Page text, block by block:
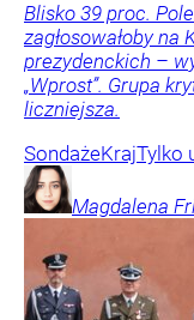
Blisko 39 proc.
zagłosowałoby
prezydenckich –
„Wprost”. Grupa
liczniejsza.
SondażeKrajTylko
Magdalena